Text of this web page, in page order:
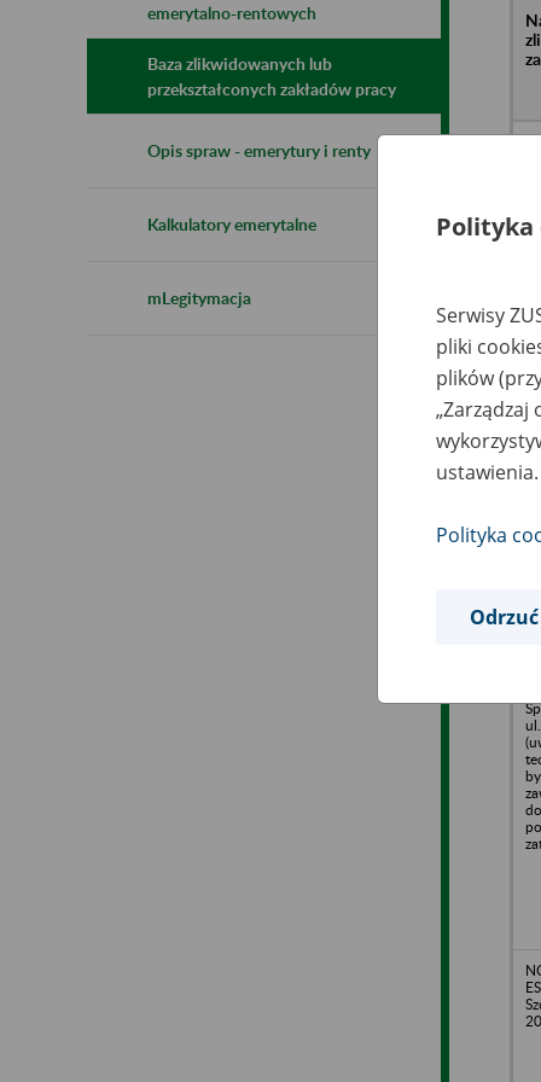
emerytalno-rentowych
Baza zlikwidowanych lub
przekształconych zakładów pracy
Opis spraw - emerytury i renty
Kalkulatory emerytalne
mLegitymacja
-
Polityka
Serwisy
pliki
plików
„Zarządzaj
Polityka